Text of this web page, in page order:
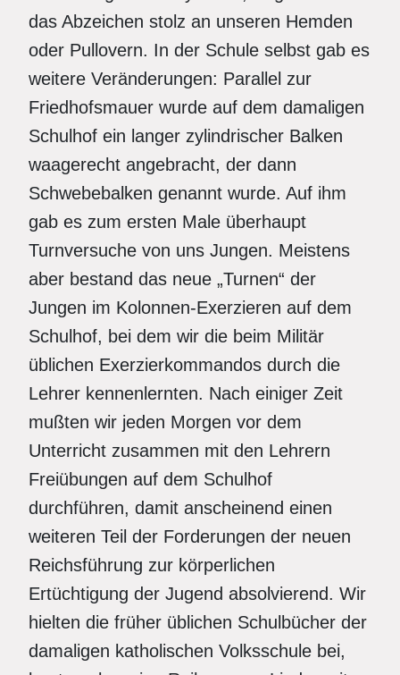
das Abzeichen stolz an unseren Hemden
oder Pullovern. In der Schule selbst gab es
weitere Veränderungen: Parallel zur
Friedhofsmauer wurde auf dem damaligen
Schulhof ein langer zylindrischer Balken
waagerecht angebracht, der dann
Schwebebalken genannt wurde. Auf ihm
gab es zum ersten Male überhaupt
Turnversuche von uns Jungen. Meistens
aber bestand das neue „Turnen“ der
Jungen im Kolonnen-Exerzieren auf dem
Schulhof, bei dem wir die beim Militär
üblichen Exerzierkommandos durch die
Lehrer kennenlernten. Nach einiger Zeit
mußten wir jeden Morgen vor dem
Unterricht zusammen mit den Lehrern
Freiübungen auf dem Schulhof
durchführen, damit anscheinend einen
weiteren Teil der Forderungen der neuen
Reichsführung zur körperlichen
Ertüchtigung der Jugend absolvierend. Wir
hielten die früher üblichen Schulbücher der
damaligen katholischen Volksschule bei,